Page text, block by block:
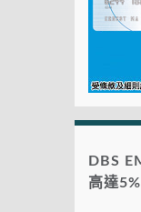
DBS
高達